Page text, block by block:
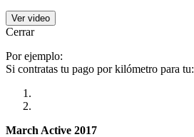
Ver video
Cerrar
Por ejemplo:
Si contratas tu pago por kilómetro para tu:
March Active 2017